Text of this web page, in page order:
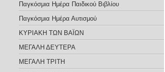
Παγκόσμια Ημέρα Παιδικού Βιβλίου
Παγκόσμια Ημέρα Αυτισμού
ΚΥΡΙΑΚΗ ΤΩΝ ΒΑΪΩΝ
ΜΕΓΑΛΗ ΔΕΥΤΕΡΑ
ΜΕΓΑΛΗ ΤΡΙΤΗ